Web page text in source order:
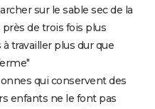
sur le sable sec de la
de trois fois plus
travailler plus dur que
qui conservent des
enfants ne le font pas